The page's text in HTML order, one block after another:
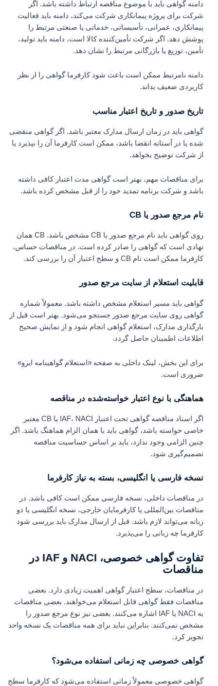
دامنه گواهی باید با موضوع مناقصه ارتباط داشته باشد. اگر
شرکت برای پروژه پیمانکاری شرکت می‌کند، دامنه باید فعالیت
پیمانکاری، عمرانی، تأسیساتی، خدماتی یا صنعتی مرتبط را
پوشش دهد. اگر شرکت تأمین‌کننده کالا است، دامنه باید تولید،
تأمین، توزیع یا بازرگانی مرتبط را نشان دهد.
دامنه نامرتبط ممکن است باعث شود کارفرما گواهی را از نظر
کاربردی ضعیف بداند.
تاریخ صدور و تاریخ اعتبار مناسب
گواهی باید در زمان ارسال مدارک معتبر باشد. اگر گواهی منقضی
شده یا در آستانه انقضا باشد، ممکن است کارفرما آن را نپذیرد یا
از شرکت توضیح بخواهد.
برای مناقصات مهم، بهتر است گواهی مدت اعتبار کافی داشته
باشد و شرکت برنامه تمدید خود را از قبل مشخص کرده باشد.
نام مرجع صدور یا CB
روی گواهی باید نام مرجع صدور یا CB مشخص باشد. CB همان
نهادی است که گواهی را صادر کرده است. در مناقصات حساس،
کارفرما ممکن است نام CB و سطح اعتبار آن را بررسی کند.
قابلیت استعلام از سایت مرجع صدور
گواهی باید مسیر استعلام مشخص داشته باشد. معمولاً شماره
گواهی روی سایت مرجع صدور جستجو می‌شود. بهتر است قبل از
بارگذاری مدارک، استعلام گواهی انجام شود و از نمایش صحیح
اطلاعات اطمینان حاصل گردد.
برای این بخش، لینک داخلی به صفحه «استعلام گواهینامه ایزو»
ضروری است.
هماهنگی با نوع اعتبار خواسته‌شده در مناقصه
اگر اسناد مناقصه گواهی تحت اعتبار IAF، NACI یا CB معتبر
خاصی خواسته باشد، گواهی باید با همان الزام هماهنگ باشد. اگر
چنین الزامی وجود ندارد، باید بر اساس حساسیت مناقصه
تصمیم‌گیری شود.
نسخه فارسی یا انگلیسی، بسته به نیاز کارفرما
در مناقصات داخلی، نسخه فارسی ممکن است کافی باشد. در
مناقصات بین‌المللی یا کارفرمایان خارجی، نسخه انگلیسی یا دو
زبانه می‌تواند لازم باشد. قبل از ارسال مدارک باید بررسی شود
کارفرما چه زبانی را می‌پذیرد.
تفاوت گواهی خصوصی، NACI و IAF در
مناقصات
در مناقصات، سطح اعتبار گواهی اهمیت زیادی دارد. بعضی
مناقصات فقط گواهی قابل استعلام می‌خواهند. بعضی مناقصات
به NACI یا IAF اشاره می‌کنند. بعضی نیز نوع مرجع صدور را
مشخص نمی‌کنند. بنابراین نباید برای همه مناقصات یک نسخه واحد
تجویز کرد.
گواهی خصوصی چه زمانی استفاده می‌شود؟
گواهی خصوصی معمولاً زمانی استفاده می‌شود که کارفرما سطح